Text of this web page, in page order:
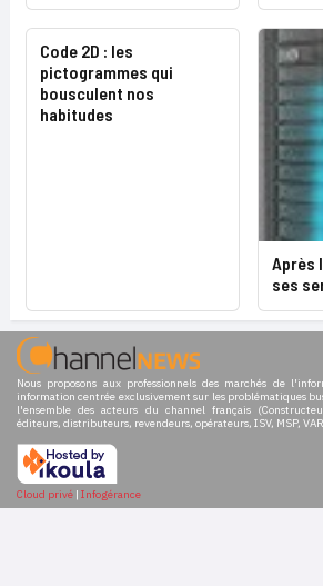
Code 2D : les
pictogrammes qui
bousculent nos
habitudes
Après
ses
Nous proposons aux professionnels des marchés de
information centrée exclusivement sur les problématiques
l'ensemble des acteurs du channel français
éditeurs, distributeurs, revendeurs, opérateurs, ISV, MSP,
Cloud privé | Infogérance